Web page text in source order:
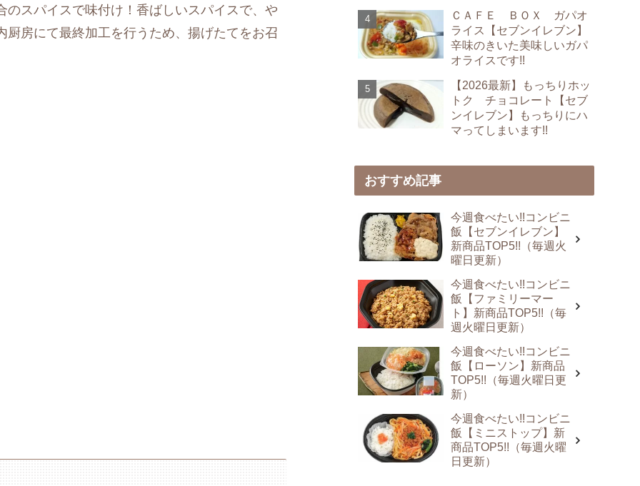
スパイスで味付け！香ばしいスパイスで、や
房にて最終加工を行うため、揚げたてをお召
ＣＡＦＥ ＢＯＸ ガパオ
ライス【セブンイレブン】
辛味のきいた美味しいガパ
オライスです!!
【2026最新】もっちりホッ
トク チョコレート【セブ
ンイレブン】もっちりにハ
マってしまいます!!
おすすめ記事
今週食べたい!!コンビニ
飯【セブンイレブン】
新商品TOP5!!（毎週火
曜日更新）
今週食べたい!!コンビニ
飯【ファミリーマー
ト】新商品TOP5!!（毎
週火曜日更新）
今週食べたい!!コンビニ
飯【ローソン】新商品
TOP5!!（毎週火曜日更
新）
今週食べたい!!コンビニ
飯【ミニストップ】新
商品TOP5!!（毎週火曜
日更新）